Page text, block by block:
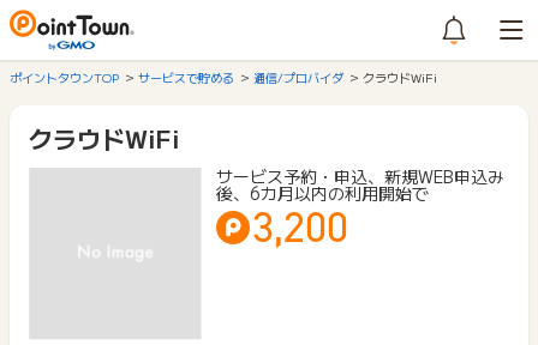
ポイントタウンTOP サービスで貯める 通信/プロバイダ クラウドWiFi
クラウドWiFi
サービス予約・申込、新規WEB申込み
後、6カ月以内の利用開始で
3,200